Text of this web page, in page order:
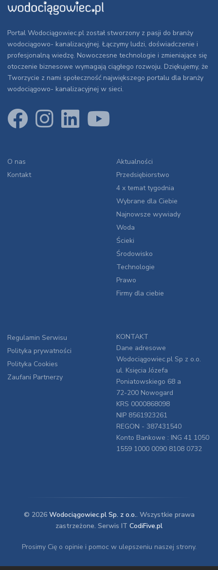
Portal Wodociągowiec.pl został stworzony z pasji do branży
wodociągowo- kanalizacyjnej. Łączymy ludzi, doświadczenie i
profesjonalną wiedzę. Nowoczesne technologie i zmieniające się
otoczenie biznesowe wymagają ciągłego rozwoju. Dziękujemy, że
Tworzycie z nami społeczność największego portalu dla branży
wodociągowo- kanalizacyjnej w sieci.
O nas
Kontakt
Aktualności
Przedsiębiorstwo
4 x temat tygodnia
Wybrane dla Ciebie
Najnowsze wywiady
Woda
Ścieki
Środowisko
Technologie
Prawo
Firmy dla ciebie
Regulamin Serwisu
Polityka prywatności
Polityka Cookies
Zaufani Partnerzy
KONTAKT
Dane adresowe
Wodociągowiec.pl Sp z o.o.
ul. Księcia Józefa
Poniatowskiego 68 a
72-200 Nowogard
KRS 0000868098
NIP 8561923261
REGON - 387431540
Konto Bankowe : ING 41 1050
1559 1000 0090 8108 0732
© 2026 Wodociągowiec.pl Sp. z o.o.. Wszystkie prawa
zastrzeżone. Serwis IT CodiFive.pl
Prosimy Cię o opinie i pomoc w ulepszeniu naszej strony.